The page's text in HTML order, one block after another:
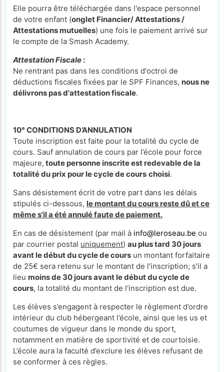
Elle pourra être téléchargée dans l'espace personnel
de votre enfant (onglet Financier/ Attestations /
Attestations mutuelles) une fois le paiement arrivé sur
le compte de la Smash Academy.
Attestation Fiscale :
Ne rentrant pas dans les conditions d'octroi de
déductions fiscales fixées par le SPF Finances, nous ne
délivrons pas d'attestation fiscale.
10° CONDITIONS D’ANNULATION
Toute inscription est faite pour la totalité du cycle de
cours. Sauf annulation de cours par l’école pour force
majeure, toute personne inscrite est redevable de la
totalité du prix pour le cycle de cours choisi.
Sans désistement écrit de votre part dans les délais
stipulés ci-dessous, le montant du cours reste dû et ce
même s'il a été annulé faute de paiement.
En cas de désistement (par mail à info@leroseau.be ou
par courrier postal uniquement) au plus tard 30 jours
avant le début du cycle de cours un montant forfaitaire
de 25€ sera retenu sur le montant de l'inscription; s'il a
lieu moins de 30 jours avant le début du cycle de
cours, la totalité du montant de l'inscription est due.
Les élèves s’engagent à respecter le règlement d’ordre
intérieur du club hébergeant l’école, ainsi que les us et
coutumes de vigueur dans le monde du sport,
notamment en matière de sportivité et de courtoisie.
L’école aura la faculté d’exclure les élèves refusant de
se conformer à ces règles.